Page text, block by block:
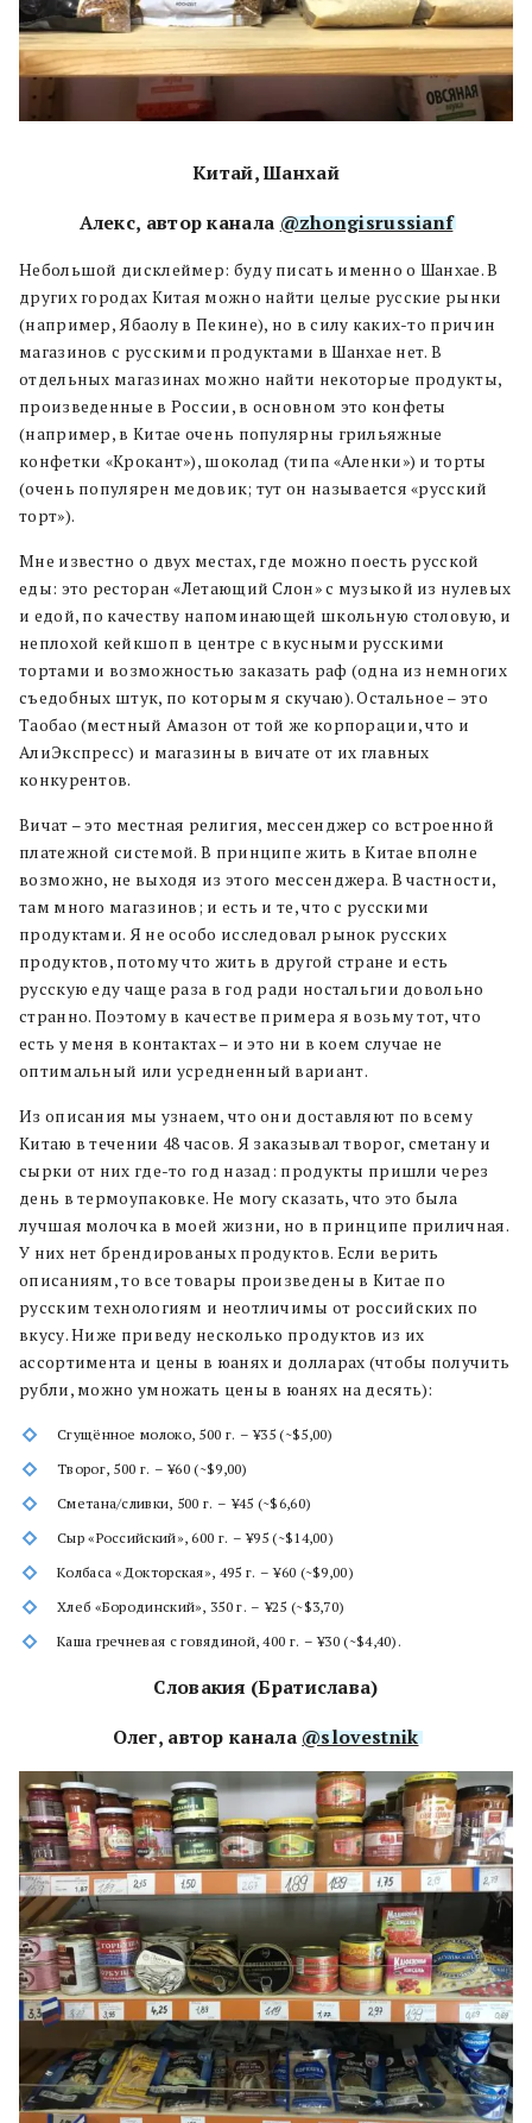
Китай, Шанхай
Алекс, автор канала @zhongisrussianf
Небольшой дисклеймер: буду писать именно о Шанхае. В
других городах Китая можно найти целые русские рынки
(например, Ябаолу в Пекине), но в силу каких-то причин
магазинов с русскими продуктами в Шанхае нет. В
отдельных магазинах можно найти некоторые продукты,
произведенные в России, в основном это конфеты
(например, в Китае очень популярны грильяжные
конфетки «Крокант»), шоколад (типа «Аленки») и торты
(очень популярен медовик; тут он называется «русский
торт»).
Мне известно о двух местах, где можно поесть русской
еды: это ресторан «Летающий Слон» с музыкой из нулевых
и едой, по качеству напоминающей школьную столовую, и
неплохой кейкшоп в центре с вкусными русскими
тортами и возможностью заказать раф (одна из немногих
съедобных штук, по которым я скучаю). Остальное – это
Таобао (местный Амазон от той же корпорации, что и
АлиЭкспресс) и магазины в вичате от их главных
конкурентов.
Вичат – это местная религия, мессенджер со встроенной
платежной системой. В принципе жить в Китае вполне
возможно, не выходя из этого мессенджера. В частности,
там много магазинов; и есть и те, что с русскими
продуктами. Я не особо исследовал рынок русских
продуктов, потому что жить в другой стране и есть
русскую еду чаще раза в год ради ностальгии довольно
странно. Поэтому в качестве примера я возьму тот, что
есть у меня в контактах – и это ни в коем случае не
оптимальный или усредненный вариант.
Из описания мы узнаем, что они доставляют по всему
Китаю в течении 48 часов. Я заказывал творог, сметану и
сырки от них где-то год назад: продукты пришли через
день в термоупаковке. Не могу сказать, что это была
лучшая молочка в моей жизни, но в принципе приличная.
У них нет брендированых продуктов. Если верить
описаниям, то все товары произведены в Китае по
русским технологиям и неотличимы от российских по
вкусу. Ниже приведу несколько продуктов из их
ассортимента и цены в юанях и долларах (чтобы получить
рубли, можно умножать цены в юанях на десять):
Сгущённое молоко, 500 г. – ¥35 (~$5,00)
Творог, 500 г. – ¥60 (~$9,00)
Сметана/сливки, 500 г. – ¥45 (~$6,60)
Сыр «Российский», 600 г. – ¥95 (~$14,00)
Колбаса «Докторская», 495 г. – ¥60 (~$9,00)
Хлеб «Бородинский», 350 г. – ¥25 (~$3,70)
Каша гречневая с говядиной, 400 г. – ¥30 (~$4,40).
Словакия (Братислава)
Олег, автор канала @slovestnik